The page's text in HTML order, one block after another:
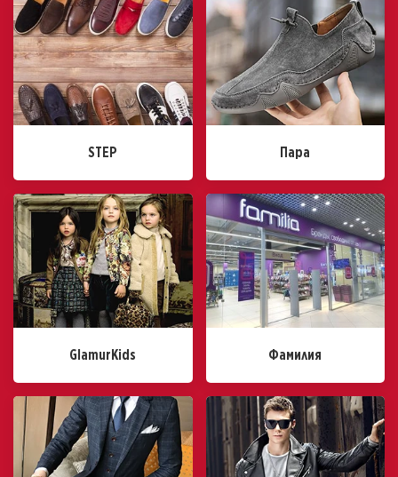
STEP Пара
GlamurKids Фамилия